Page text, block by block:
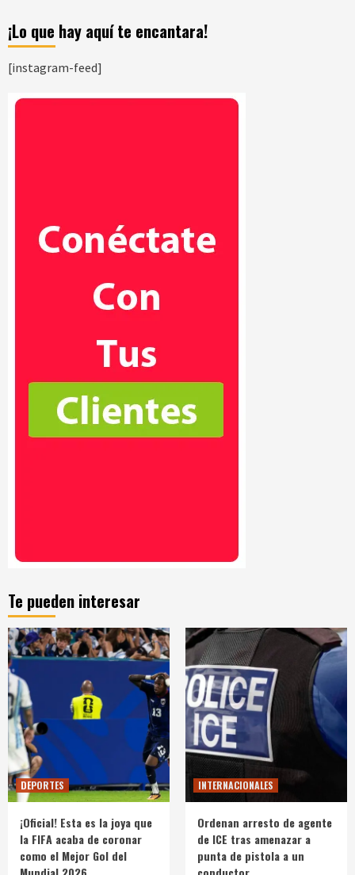
¡Lo que hay aquí te encantara!
[instagram-feed]
Te pueden interesar
DEPORTES
¡Oficial! Esta es la joya que
la FIFA acaba de coronar
como el Mejor Gol del
INTERNACIONALES
Ordenan arresto de agente
de ICE tras amenazar a
punta de pistola a un